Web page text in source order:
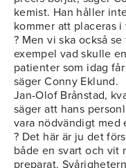
kemist. Han håller
kommer att placeras
? Men vi ska också
exempel vad skulle
patienter som idag
säger Conny Eklund.
Jan-Olof Brånstad,
säger att hans
vara nödvändigt
? Det här är ju det
både en svart och vit
preparat.